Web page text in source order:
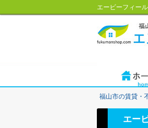
エービーフィー
福山市の賃貸・
エー